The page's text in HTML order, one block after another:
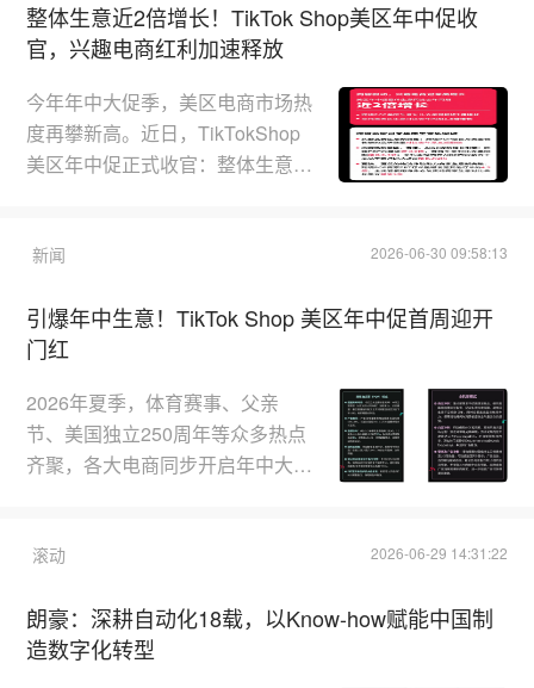
忧的责任与使命。身为广东南华工
商职业学院数字商贸学院粤味领航
村落，以“源来有+”区域公共品牌
建设为调研主线，围绕丝苗米、陈
皮柑、标准化肉鸽三大本土特色养
整体生意近2倍增长！TikTok Shop美区年中促收
官，兴趣电商红利加速释放
今年年中大促季，美区电商市场热
度再攀新高。近日，TikTokShop
美区年中促正式收官：整体生意同
生意同比增长1.5倍。在美区跨境
下，TikTokShop兴趣电商高速增
长——品牌生意迎来突破，跨境
量对比去年黑五近翻倍；内容生态
持续升级，直播、AIGC成为新增
长引擎，跨境...
新闻 2026-06-30 09:58:13
引爆年中生意！TikTok Shop 美区年中促首周迎开
门红
2026年夏季，体育赛事、父亲
节、美国独立250周年等众多热点
齐聚，各大电商同步开启年中大
趣电商特色持续释放增长势能，内
平台数据显示，TikTokShop美区
年中促跨境自运营（POP）与全
滚动 2026-06-29 14:31:22
朗豪：深耕自动化18载，以Know-how赋能中国制
造数字化转型